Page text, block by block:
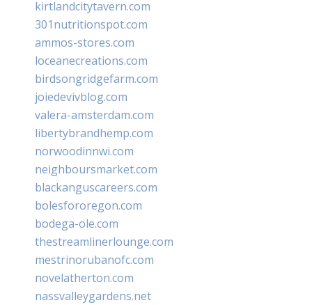
kirtlandcitytavern.com
301nutritionspot.com
ammos-stores.com
loceanecreations.com
birdsongridgefarm.com
joiedevivblog.com
valera-amsterdam.com
libertybrandhemp.com
norwoodinnwi.com
neighboursmarket.com
blackanguscareers.com
bolesfororegon.com
bodega-ole.com
thestreamlinerlounge.com
mestrinorubanofc.com
novelatherton.com
nassvalleygardens.net